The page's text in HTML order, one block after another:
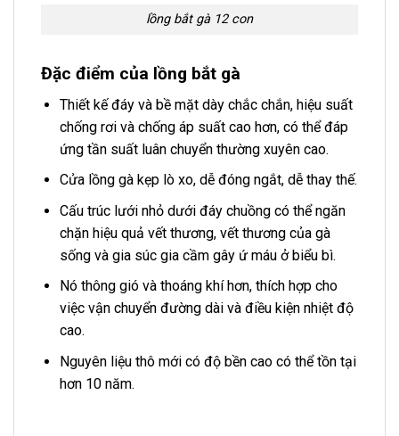
lồng bắt gà 12 con
Đặc điểm của lồng bắt gà
Thiết kế đáy và bề mặt dày chắc chắn, hiệu suất
chống rơi và chống áp suất cao hơn, có thể đáp
ứng tần suất luân chuyển thường xuyên cao.
Cửa lồng gà kẹp lò xo, dễ đóng ngắt, dễ thay thế.
Cấu trúc lưới nhỏ dưới đáy chuồng có thể ngăn
chặn hiệu quả vết thương, vết thương của gà
sống và gia súc gia cầm gây ứ máu ở biểu bì.
Nó thông gió và thoáng khí hơn, thích hợp cho
việc vận chuyển đường dài và điều kiện nhiệt độ
cao.
Nguyên liệu thô mới có độ bền cao có thể tồn tại
hơn 10 năm.